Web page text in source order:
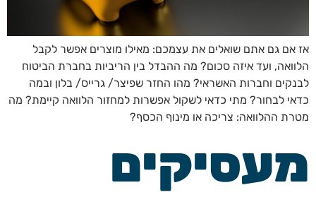
אז אם גם אתם שואלים את עצמכם: מאילו מוצרים אפשר לקבל
הלוואה, ועד איזה סכום? מה ההבדל בין הריביות בחברת הביטוח
לבנקים וחברות האשראי? מהו החזר שפיצר/ גרייס/ בלון ובמה
כדאי לבחור? מתי כדאי לשקול אפשרות למחזור הלוואה קיימת? מה
מטרת ההלוואה: צריכה או מינוף הכסף?
מעסיקים